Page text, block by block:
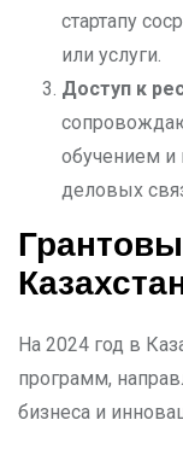
стартапу
или услуги.
Доступ к
обучением
деловых
На 2024 год в
программ,
бизнеса и